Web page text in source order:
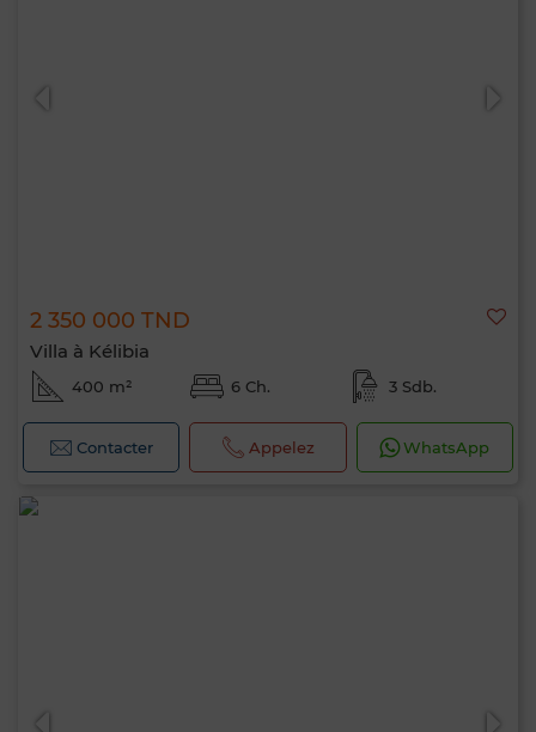
2 350 000 TND
Villa à Kélibia
400 m² 6 Ch. 3 Sdb.
Contacter Appelez WhatsApp